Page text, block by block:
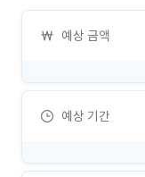
예상 금액
예상 기간